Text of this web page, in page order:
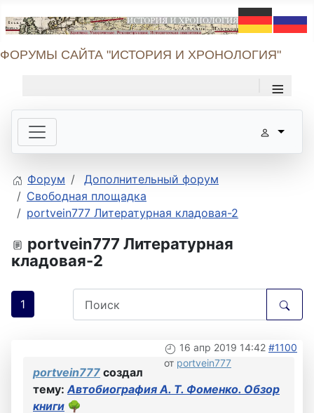
ФОРУМЫ САЙТА "ИСТОРИЯ И ХРОНОЛОГИЯ"
≡
Форум
Дополнительный форум
Свободная площадка
portvein777 Литературная кладовая-2
portvein777 Литературная
кладовая-2
1
16 апр 2019 14:42 #1100
от portvein777
portvein777 создал
тему:Автобиография А. Т. Фоменко. Обзор
книги 🌳